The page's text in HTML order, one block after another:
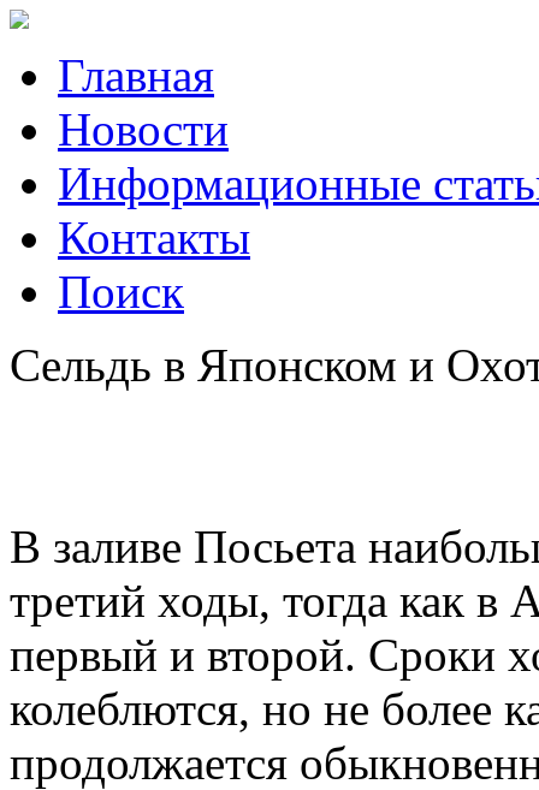
Главная
Новости
Информационные
Контакты
Поиск
Сельдь в Японском и
В заливе Посьета
третий ходы, тогда как
первый и второй. Сроки
колеблются, но не более
продолжается